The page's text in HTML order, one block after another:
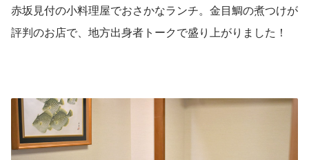
赤坂見付の小料理屋でおさかなランチ。金目鯛の煮つけが
評判のお店で、地方出身者トークで盛り上がりました！